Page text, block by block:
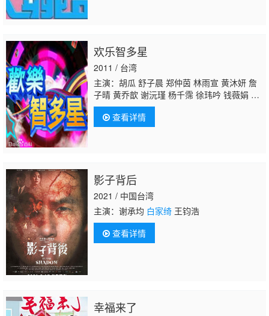
欢乐智多星
2011 / 台湾
主演：胡瓜 舒子晨 郑仲茵 林雨宣 黄沐妍 詹
子晴 黄乔歆 谢沅瑾 杨千霈 徐玮吟 钱薇娟 陈
艾熙白家绮林玟谊 焦曼婷
查看详情
影子背后
2021 / 中国台湾
主演：谢承均 白家绮王钧浩
查看详情
幸福来了